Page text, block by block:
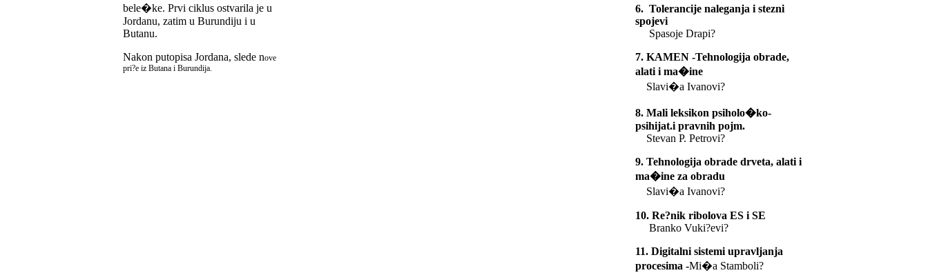
bele�ke. Prvi ciklus ostvarila je u
Jordanu, zatim u Burundiju i u
Butanu.
Nakon putopisa Jordana, slede nove
pri?e iz Butana i Burundija.
6. Tolerancije naleganja i stezni
spojevi
Spasoje Drapi?
7. KAMEN -Tehnologija obrade,
alati i ma�ine
Slavi�a Ivanovi?
8. Mali leksikon psiholo�ko-
psihijat.i pravnih pojm.
Stevan P. Petrovi?
9. Tehnologija obrade drveta, alati i
ma�ine za obradu
Slavi�a Ivanovi?
10. Re?nik ribolova ES i SE
Branko Vuki?evi?
11. Digitalni sistemi upravljanja
procesima -Mi�a Stamboli?